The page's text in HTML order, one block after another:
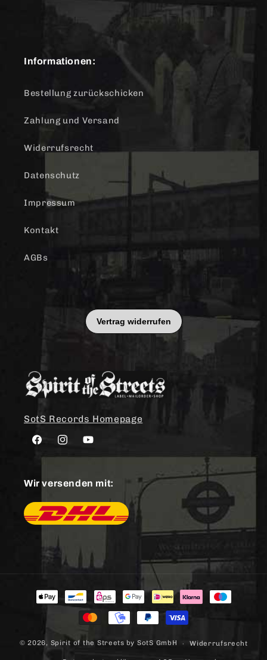
Preis
Informationen:
Bestellung zurückschicken
Zahlung und Versand
Widerrufsrecht
Datenschutz
Impressum
Kontakt
AGBs
SotS Records Homepage
FacebookInstagramYouTube
Wir versenden mit:
Zahlungsmethoden
© 2026, Spirit of the Streets by SotS GmbH Widerrufsrecht